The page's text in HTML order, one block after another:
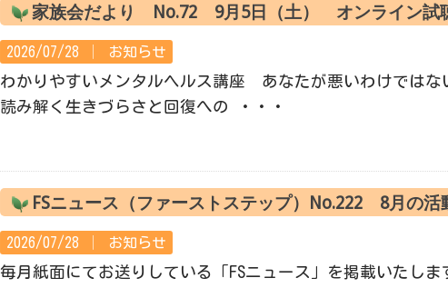
家族会だより No.72 9月5日（土） オンライン試
2026/07/28 │ お知らせ
わかりやすいメンタルヘルス講座 あなたが悪いわけではな
読み解く生きづらさと回復への ・・・
FSニュース（ファーストステップ）No.222 8月の活
2026/07/28 │ お知らせ
毎月紙面にてお送りしている「FSニュース」を掲載いたしま